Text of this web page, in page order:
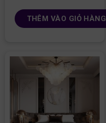
THÊM VÀO GIỎ HÀNG